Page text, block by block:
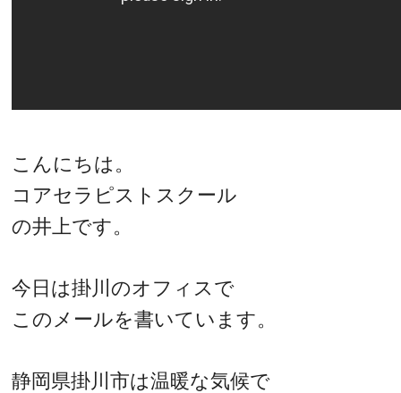
こんにちは。
コアセラピストスクール
の井上です。
今日は掛川のオフィスで
このメールを書いています。
静岡県掛川市は温暖な気候で